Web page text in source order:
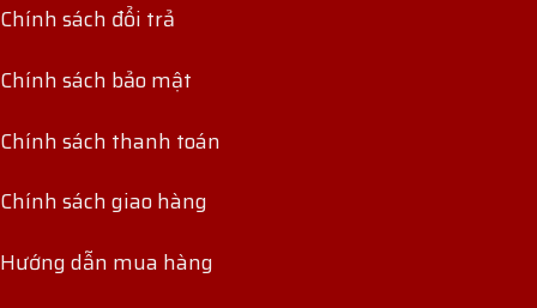
Chính sách đổi trả
Chính sách bảo mật
Chính sách thanh toán
Chính sách giao hàng
Hướng dẫn mua hàng